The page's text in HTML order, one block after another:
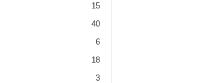
15
40
6
18
3